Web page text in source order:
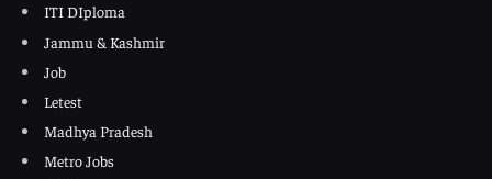
ITI DIploma
Jammu & Kashmir
Job
Letest
Madhya Pradesh
Metro Jobs